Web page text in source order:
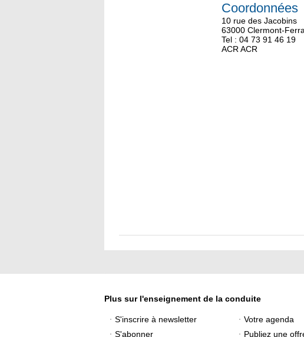
Coordonnées
10 rue des Jacobins
63000 Clermont-
Tel : 04 73 91 46 19
ACR ACR
Plus sur l'enseignement de la conduite
S'inscrire à newsletter Votre agenda
S'abonner
Publiez une